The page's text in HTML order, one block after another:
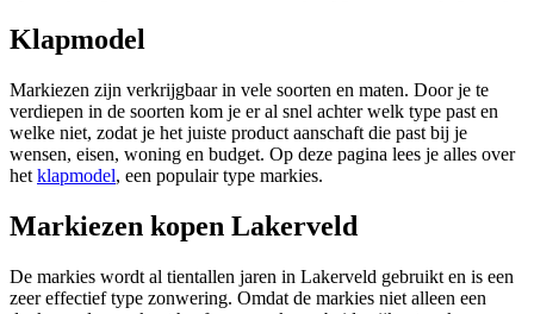
Klapmodel
Markiezen zijn verkrijgbaar in vele soorten en maten. Door je te
verdiepen in de soorten kom je er al snel achter welk type past en
welke niet, zodat je het juiste product aanschaft die past bij je
wensen, eisen, woning en budget. Op deze pagina lees je alles over
het klapmodel, een populair type markies.
Markiezen kopen Lakerveld
De markies wordt al tientallen jaren in Lakerveld gebruikt en is een
zeer effectief type zonwering. Omdat de markies niet alleen een